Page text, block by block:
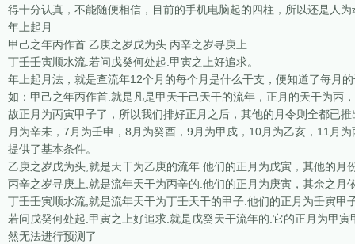
得十分认真，不能随便相信，目前的手机电脑起的四柱，所以还是人
年上起月
甲己之年丙作首.乙庚之岁戊为头.丙辛之岁寻庚上.
丁壬壬寅顺水流.若问戊癸何处起.甲寅之上好追求。
年上起月法，就是查流年12个月的每个月是什么干支，便知道了每月
如：甲己之年丙作首.就是凡是甲天干己天干的流年，正月的天干为丙
故正月为丙寅甲子了，所以我们排好正月之后，其他的月令则全都已
月为辛未，7月为壬申，8月为癸酉，9月为甲戍，10月为乙亥，11月
提供了基本条件。
乙庚之岁戊为头,就是天干为乙庚的流年.他们的正月为戊寅，其他的月
丙辛之岁寻庚上,就是流年天干为丙辛的.他们的正月为庚寅，其余之月
丁壬壬寅顺水流,就是流年天干为丁壬天干的甲子.他们的正月为壬寅甲
若问戊癸何处起.甲寅之上好追求.就是戊癸天干流年的.它的正月为甲
然无法进行预测了